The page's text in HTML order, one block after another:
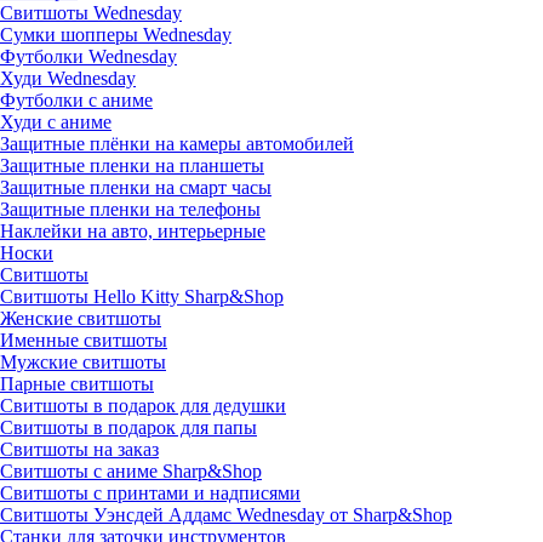
Свитшоты Wednesday
Сумки шопперы Wednesday
Футболки Wednesday
Худи Wednesday
Футболки с аниме
Худи с аниме
Защитные плёнки на камеры автомобилей
Защитные пленки на планшеты
Защитные пленки на смарт часы
Защитные пленки на телефоны
Наклейки на авто, интерьерные
Носки
Свитшоты
Cвитшоты Hello Kitty Sharp&Shop
Женские свитшоты
Именные свитшоты
Мужские свитшоты
Парные свитшоты
Свитшоты в подарок для дедушки
Свитшоты в подарок для папы
Свитшоты на заказ
Свитшоты с аниме Sharp&Shop
Свитшоты с принтами и надписями
Свитшоты Уэнсдей Аддамс Wednesday от Sharp&Shop
Станки для заточки инструментов